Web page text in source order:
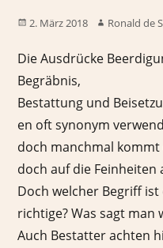
2. März 2018 Ronald de
Die Ausdrücke
Begräbnis,
Bestattung und
en oft synonym
doch manchmal kommt
doch auf die Feinheiten
Doch welcher Begriff ist
richtige? Was sagt man
Auch Bestatter achten